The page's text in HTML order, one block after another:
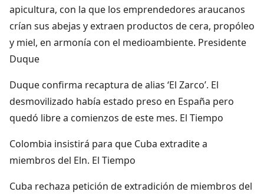
apicultura, con la que los emprendedores araucanos
crían sus abejas y extraen productos de cera, propóleo
y miel, en armonía con el medioambiente. Presidente
Duque
Duque confirma recaptura de alias ‘El Zarco’. El
desmovilizado había estado preso en España pero
quedó libre a comienzos de este mes. El Tiempo
Colombia insistirá para que Cuba extradite a
miembros del Eln. El Tiempo
Cuba rechaza petición de extradición de miembros del